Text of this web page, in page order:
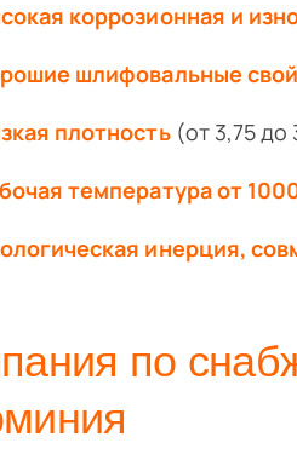
коррозионная и
шлифовальные
плотность(от 3,75 до
температура от
инерция,
по